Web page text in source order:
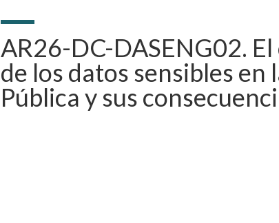
AR26-DC-DASENG02.
de los datos sensibles
Pública y sus